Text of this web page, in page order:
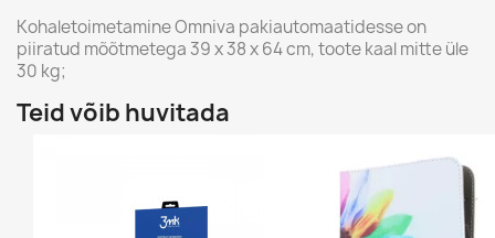
Kohaletoimetamine Omniva pakiautomaatidesse on
piiratud mõõtmetega 39 x 38 x 64 cm, toote kaal mitte üle
30 kg;
Teid võib huvitada